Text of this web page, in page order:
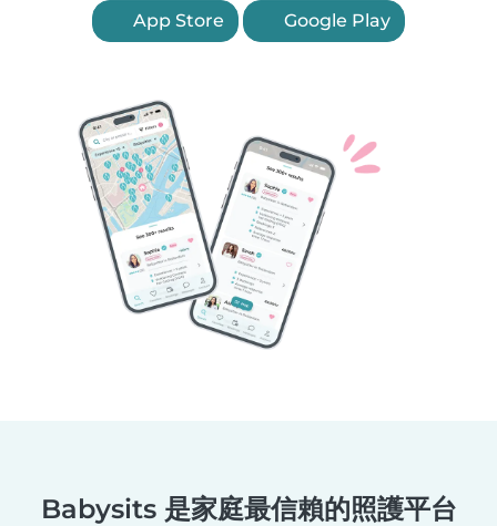
App Store Google Play
Babysits 是家庭最信賴的照護平台